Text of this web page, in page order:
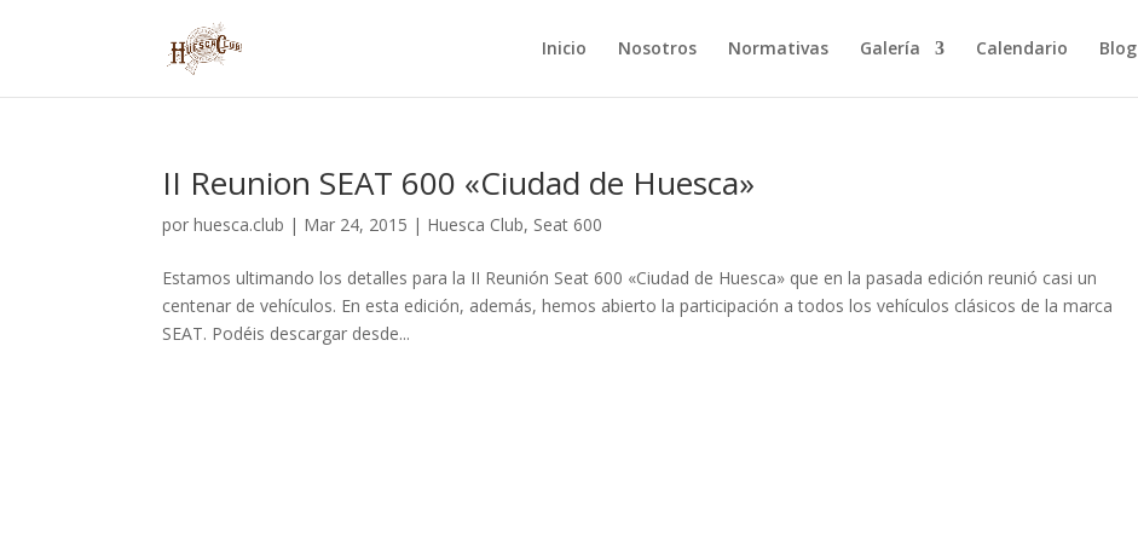
Inicio Nosotros Normativas Galería Calendario Blog
II Reunion SEAT 600 «Ciudad de Huesca»
porhuesca.club | Mar 24, 2015 | Huesca Club, Seat 600
Estamos ultimando los detalles para la II Reunión Seat 600 «Ciudad de Huesca» que en la pasada edición reunió casi un
centenar de vehículos. En esta edición, además, hemos abierto la participación a todos los vehículos clásicos de la marca
SEAT. Podéis descargar desde...